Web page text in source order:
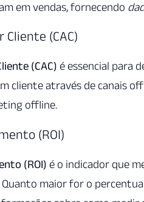
em vendas, fornecendo
(CAC)
(CAC) é essencial para
cliente através de canais
offline.
(ROI)
(ROI) é o indicador que
maior for o